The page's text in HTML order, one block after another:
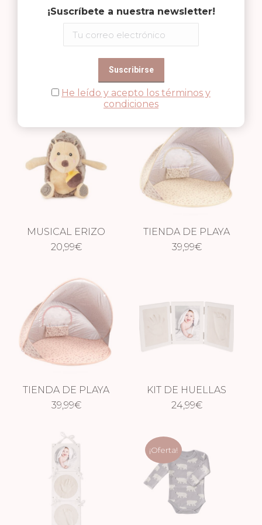
OUT OF STOCK
SONAJERO CIERVA
ELLA
12,95 €
MUSICAL CIERVA
ELLA
20,99€
MUSICAL ERIZO
PIKSI
20,99€
TIENDA DE PLAYA
POP UP VINTAGE
39,99€
TIENDA DE PLAYA
POP UP DREAMY
39,99€
KIT DE HUELLAS
CON MARCO DE
HORIZONTAL
24,99€
¡Oferta!
¡Suscríbete a nuestra newsletter!
He leído y acepto los términos y
condiciones